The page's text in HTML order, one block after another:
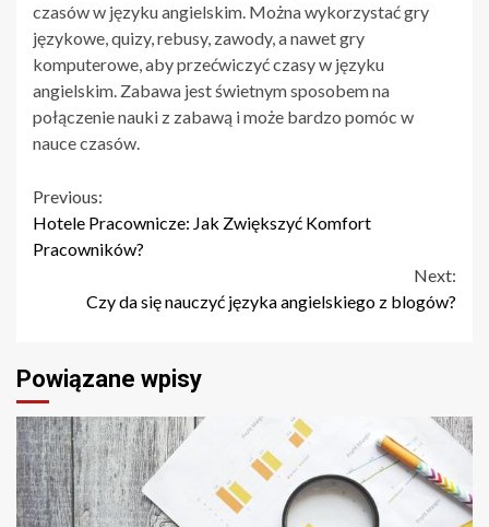
czasów w języku angielskim. Można wykorzystać gry
językowe, quizy, rebusy, zawody, a nawet gry
komputerowe, aby przećwiczyć czasy w języku
angielskim. Zabawa jest świetnym sposobem na
połączenie nauki z zabawą i może bardzo pomóc w
nauce czasów.
Continue
Reading
Previous:
Hotele Pracownicze: Jak Zwiększyć Komfort
Pracowników?
Next:
Czy da się nauczyć języka angielskiego z blogów?
Powiązane wpisy